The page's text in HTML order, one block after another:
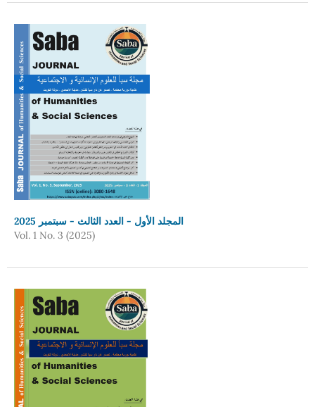
المجلد الأول - العدد الثالث - سبتمبر 2025
Vol. 1 No. 3 (2025)